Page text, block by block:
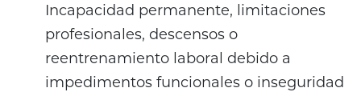
Incapacidad permanente, limitaciones
profesionales, descensos o
reentrenamiento laboral debido a
impedimentos funcionales o inseguridad